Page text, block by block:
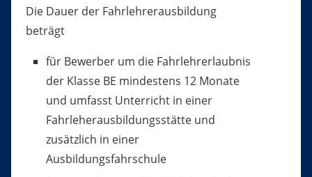
Die Dauer der Fahrlehrerausbildung
beträgt
für Bewerber um die Fahrlehrerlaubnis
der Klasse BE mindestens 12 Monate
und umfasst Unterricht in einer
Fahrleherausbildungsstätte und
zusätzlich in einer
Ausbildungsfahrschule